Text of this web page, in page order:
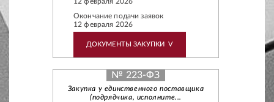
Окончание подачи заявок
12 февраля 2026
ДОКУМЕНТЫ ЗАКУПКИ V
№ 223-ФЗ
Закупка у единственного поставщика
(подрядчика, исполните...